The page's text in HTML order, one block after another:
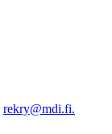
rekry@mdi.fi.